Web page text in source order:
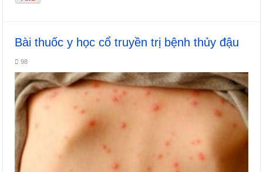
Bài thuốc y học cổ truyền trị bệnh thủy đậu
98